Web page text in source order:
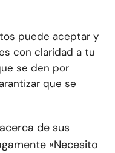
puede aceptar y
con claridad a tu
se den por
que se
de sus
«Necesito